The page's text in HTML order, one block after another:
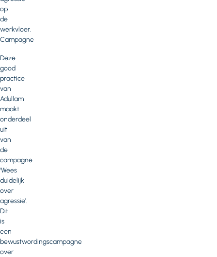
op
de
werkvloer.
Campagne
Deze
good
practice
van
Adullam
maakt
onderdeel
uit
van
de
campagne
'Wees
duidelijk
over
agressie'.
Dit
is
een
bewustwordingscampagne
over